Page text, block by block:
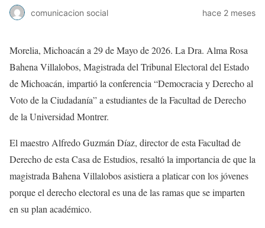
comunicacion social hace 2 meses
Morelia, Michoacán a 29 de Mayo de 2026. La Dra. Alma Rosa
Bahena Villalobos, Magistrada del Tribunal Electoral del Estado
de Michoacán, impartió la conferencia “Democracia y Derecho al
Voto de la Ciudadanía” a estudiantes de la Facultad de Derecho
de la Universidad Montrer.
El maestro Alfredo Guzmán Díaz, director de esta Facultad de
Derecho de esta Casa de Estudios, resaltó la importancia de que la
magistrada Bahena Villalobos asistiera a platicar con los jóvenes
porque el derecho electoral es una de las ramas que se imparten
en su plan académico.